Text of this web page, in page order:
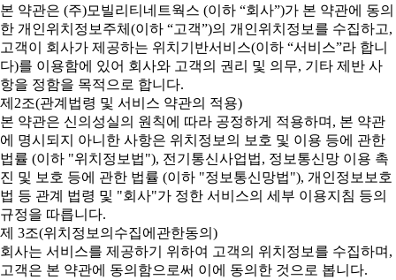
본 약관은 (주)모빌리티네트웍스 (이하 “회사”)가 본 약관에 동의
한 개인위치정보주체(이하 “고객”)의 개인위치정보를 수집하고,
고객이 회사가 제공하는 위치기반서비스(이하 “서비스”라 합니
다)를 이용함에 있어 회사와 고객의 권리 및 의무, 기타 제반 사
항을 정함을 목적으로 합니다.
제2조(관계법령 및 서비스 약관의 적용)
본 약관은 신의성실의 원칙에 따라 공정하게 적용하며, 본 약관
에 명시되지 아니한 사항은 위치정보의 보호 및 이용 등에 관한
법률 (이하 "위치정보법"), 전기통신사업법, 정보통신망 이용 촉
진 및 보호 등에 관한 법률 (이하 "정보통신망법"), 개인정보보호
법 등 관계 법령 및 "회사"가 정한 서비스의 세부 이용지침 등의
규정을 따릅니다.
제 3조(위치정보의수집에관한동의)
회사는 서비스를 제공하기 위하여 고객의 위치정보를 수집하며,
고객은 본 약관에 동의함으로써 이에 동의한 것으로 봅니다.